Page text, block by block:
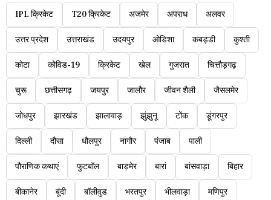
IPL क्रिकेट T20 क्रिकेट अजमेर अपराध अलवर
उत्तर प्रदेश उत्तराखंड उदयपुर ओडिशा कबड्डी कुश्ती
कोटा कोविड-19 क्रिकेट खेल गुजरात चित्तौड़गढ़
चुरू छत्तीसगढ़ जयपुर जालौर जीवन शैली जैसलमेर
जोधपुर झारखंड झालावाड़ झुंझुनू टोंक डूंगरपुर
दिल्ली दौसा धौलपुर नागौर पंजाब पाली
पौराणिक कथाएं फुटबॉल बाड़मेर बारां बांसवाड़ा बिहार
बीकानेर बूंदी बॉलीवुड भरतपुर भीलवाड़ा मणिपुर